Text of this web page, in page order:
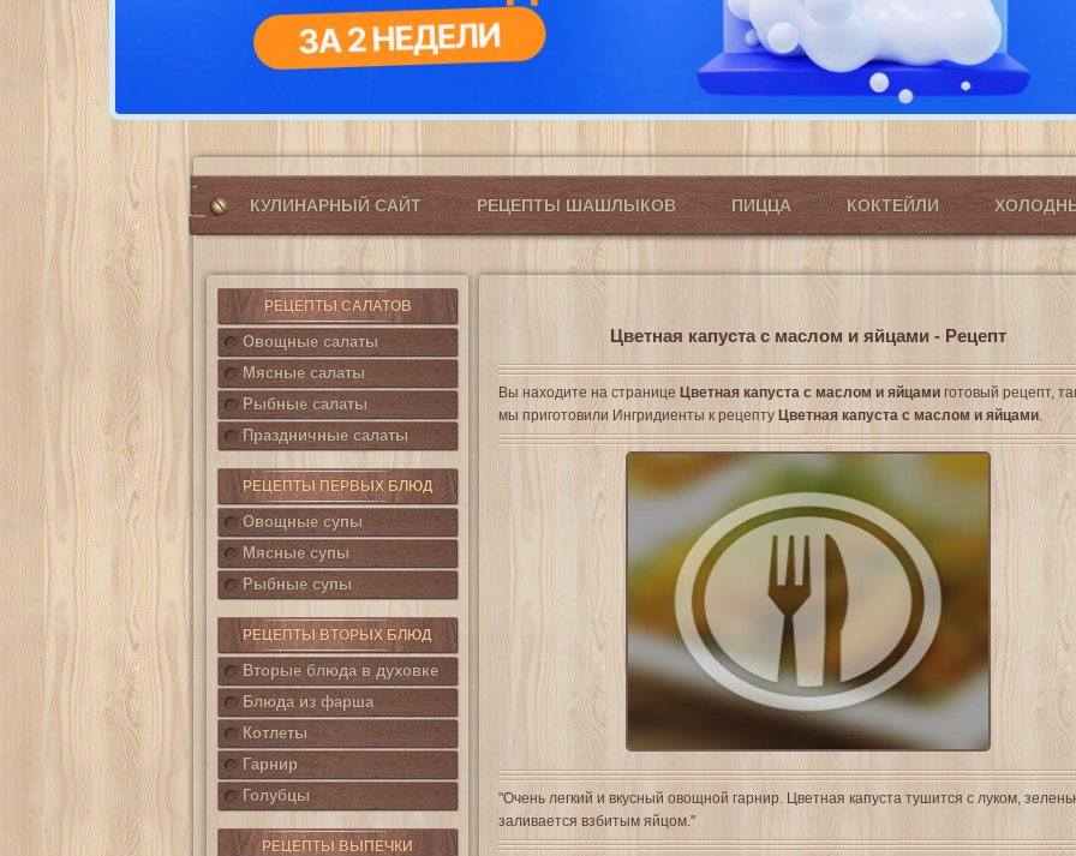
КУЛИНАРНЫЙ САЙТ РЕЦЕПТЫ ШАШЛЫКОВ ПИЦЦА КОКТЕЙЛИ
РЕЦЕПТЫ САЛАТОВ
Овощные салаты
Мясные салаты
Рыбные салаты
Праздничные салаты
РЕЦЕПТЫ ПЕРВЫХ БЛЮД
Овощные супы
Мясные супы
Рыбные супы
РЕЦЕПТЫ ВТОРЫХ БЛЮД
Вторые блюда в духовке
Блюда из фарша
Котлеты
Гарнир
Голубцы
РЕЦЕПТЫ ВЫПЕЧКИ
Цветная капуста с маслом и яйцами - Рецепт
Вы находите на странице Цветная капуста с маслом и яйцами готовый рецепт,
мы приготовили Ингридиенты к рецепту Цветная капуста с маслом и яйцами
"Очень легкий и вкусный овощной гарнир. Цветная капуста тушится с луком,
заливается взбитым яйцом."